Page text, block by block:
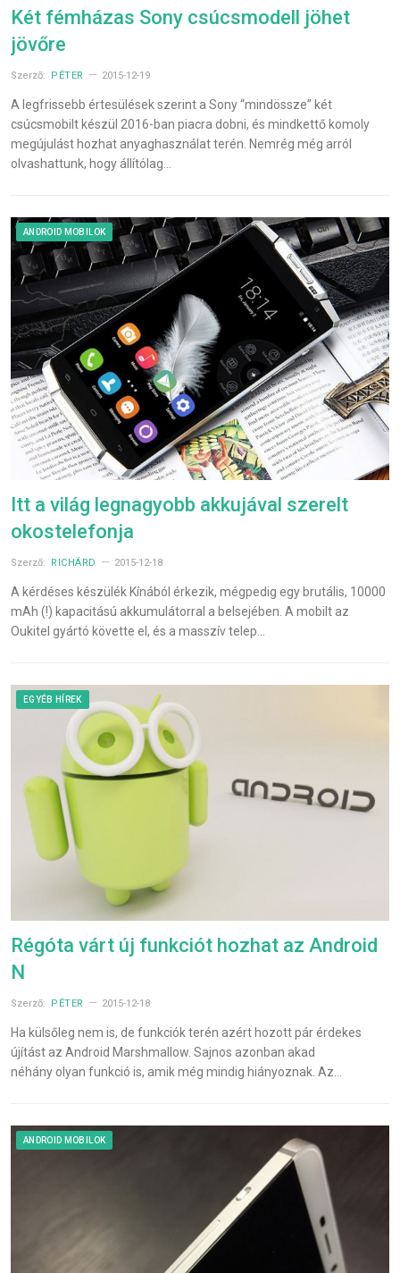
Két fémházas Sony csúcsmodell jöhet
jövőre
Szerző: PÉTER 2015-12-19
A legfrissebb értesülések szerint a Sony “mindössze” két
csúcsmobilt készül 2016-ban piacra dobni, és mindkettő komoly
megújulást hozhat anyaghasználat terén. Nemrég még arról
olvashattunk, hogy állítólag…
ANDROID MOBILOK
Itt a világ legnagyobb akkujával szerelt
okostelefonja
Szerző: RICHÁRD 2015-12-18
A kérdéses készülék Kínából érkezik, mégpedig egy brutális, 10000
mAh (!) kapacitású akkumulátorral a belsejében. A mobilt az
Oukitel gyártó követte el, és a masszív telep…
EGYÉB HÍREK
Régóta várt új funkciót hozhat az Android
N
Szerző: PÉTER 2015-12-18
Ha külsőleg nem is, de funkciók terén azért hozott pár érdekes
újítást az Android Marshmallow. Sajnos azonban akad
néhány olyan funkció is, amik még mindig hiányoznak. Az…
ANDROID MOBILOK